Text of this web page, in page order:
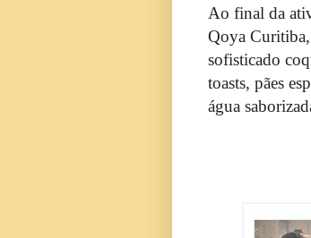
Ao final da
Qoya Curitiba,
sofisticado
toasts, pães
água